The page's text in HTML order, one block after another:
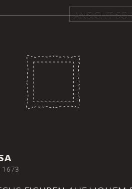
ANSICHT